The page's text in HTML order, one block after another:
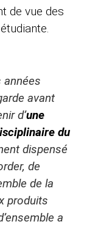
de vue des
années
avant
d’une
du
dispensé
de
de la
produits
a